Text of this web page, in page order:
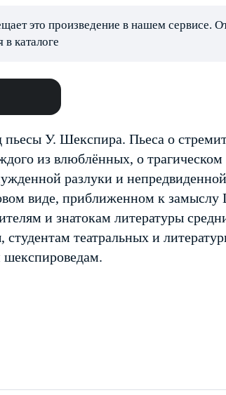
это произведение в нашем сервисе.
в каталоге
У. Шекспира. Пьеса о
из влюблённых, о
разлуки и
виде, приближенном к
и знатокам литературы
студентам театральных и
шекспироведам.